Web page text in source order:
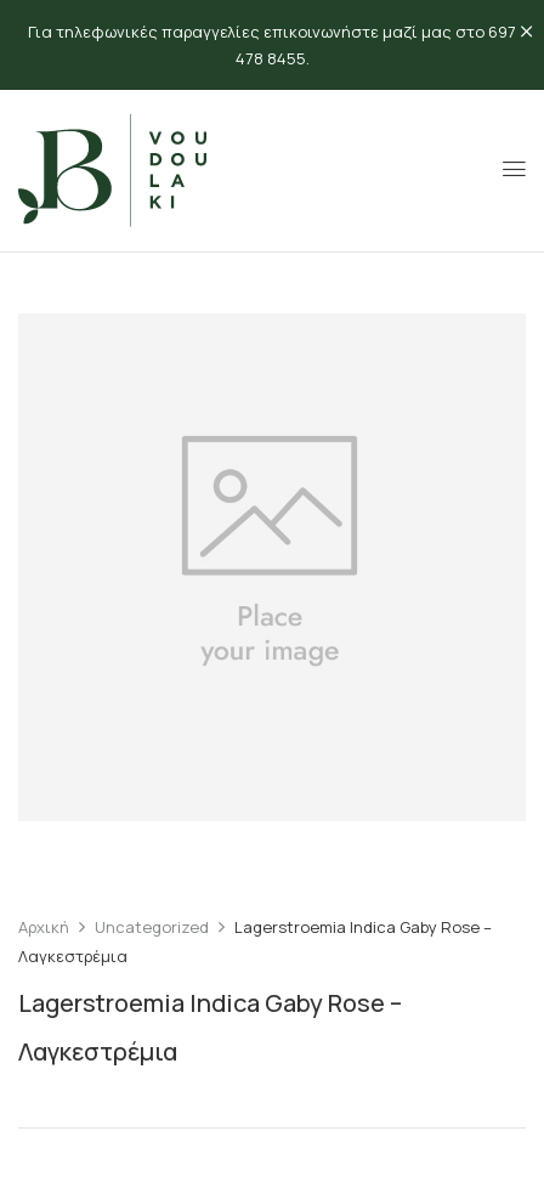
Για τηλεφωνικές παραγγελίες επικοινωνήστε μαζί μας στο 697
478 8455.
Αρχική Uncategorized
Lagerstroemia Indica Gaby Rose –
Λαγκεστρέμια
Lagerstroemia Indica Gaby Rose –
Λαγκεστρέμια